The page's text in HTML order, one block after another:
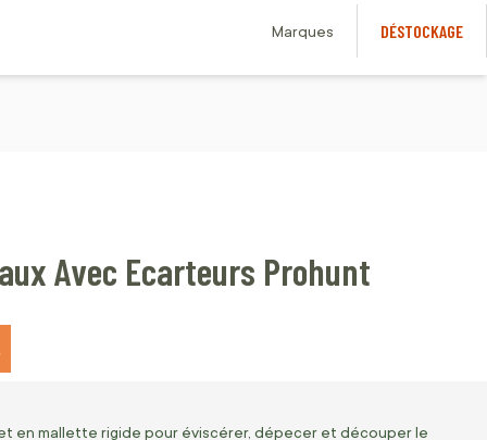
Marques DÉSTOCKAGE
Avec Ecarteurs Prohunt
en mallette rigide pour éviscérer, dépecer et découper le